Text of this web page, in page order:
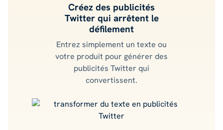
Créez des publicités
Twitter qui arrêtent le
défilement
Entrez simplement un texte ou
votre produit pour générer des
publicités Twitter qui
convertissent.